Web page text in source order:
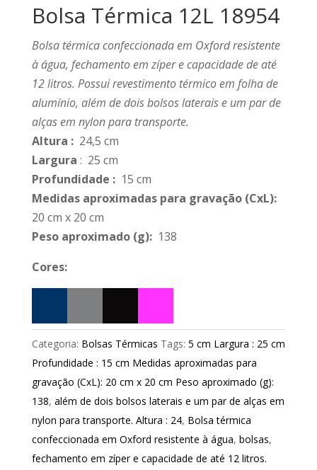
Bolsa Térmica 12L 18954
Bolsa térmica confeccionada em Oxford resistente
à água, fechamento em zíper e capacidade de até
12 litros. Possui revestimento térmico em folha de
alumínio, além de dois bolsos laterais e um par de
alças em nylon para transporte.
Altura :24,5 cm
Largura : 25 cm
Profundidade :15 cm
Medidas aproximadas para gravação(CxL):
20 cm x 20 cm
Peso aproximado(g): 138
Cores:
Categoria: Bolsas Térmicas Tags: 5 cm Largura : 25 cm
Profundidade : 15 cm Medidas aproximadas para
gravação (CxL): 20 cm x 20 cm Peso aproximado (g):
138, além de dois bolsos laterais e um par de alças em
nylon para transporte. Altura : 24, Bolsa térmica
confeccionada em Oxford resistente à água, bolsas,
fechamento em zíper e capacidade de até 12 litros.